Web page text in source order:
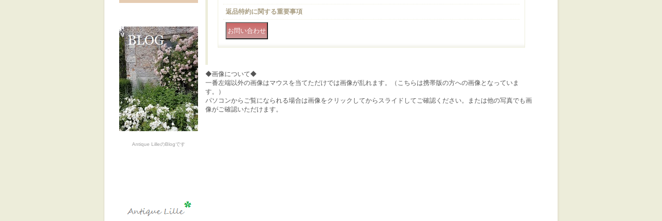
Antique LilleのBlogです
返品特約に関する重要事項
◆画像について◆
一番左端以外の画像はマウスを当てただけでは画像が乱れます。（こちらは携帯版の方への画像となっていま
す。）
パソコンからご覧になられる場合は画像をクリックしてからスライドしてご確認ください。または他の写真でも画
像がご確認いただけます。